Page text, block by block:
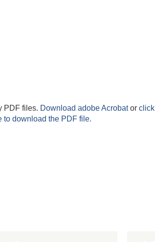
PDF files. Download adobe Acrobator
to download the PDF file.